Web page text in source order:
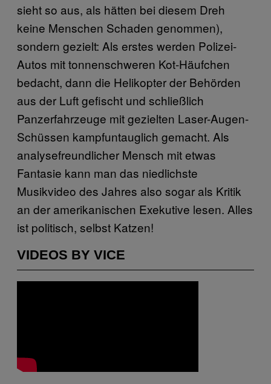
sieht so aus, als hätten bei diesem Dreh
keine Menschen Schaden genommen),
sondern gezielt: Als erstes werden Polizei-
Autos mit tonnenschweren Kot-Häufchen
bedacht, dann die Helikopter der Behörden
aus der Luft gefischt und schließlich
Panzerfahrzeuge mit gezielten Laser-Augen-
Schüssen kampfuntauglich gemacht. Als
analysefreundlicher Mensch mit etwas
Fantasie kann man das niedlichste
Musikvideo des Jahres also sogar als Kritik
an der amerikanischen Exekutive lesen. Alles
ist politisch, selbst Katzen!
VIDEOS BY VICE